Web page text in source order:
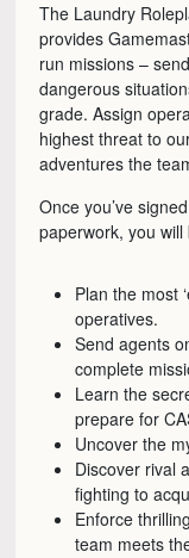
The Laundry
provides
run missions –
dangerous
grade. Assign
highest threat to
adventures the
Once you’ve
paperwork, you
Plan the most
operatives.
Send agents
complete
Learn the
prepare for
Uncover the
Discover rival
fighting to
Enforce
team meets